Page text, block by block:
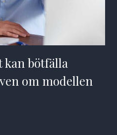
kan bötfälla
om modellen